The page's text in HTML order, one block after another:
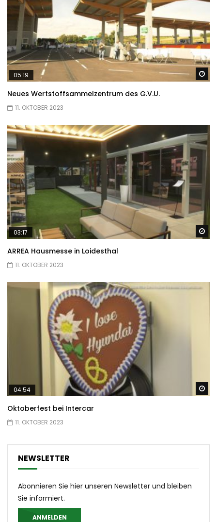
05:19
Neues Wertstoffsammelzentrum des G.V.U.
11. OKTOBER 2023
03:17
ARREA Hausmesse in Loidesthal
11. OKTOBER 2023
04:54
Oktoberfest bei Intercar
11. OKTOBER 2023
NEWSLETTER
Abonnieren Sie hier unseren Newsletter und bleiben
Sie informiert.
ANMELDEN